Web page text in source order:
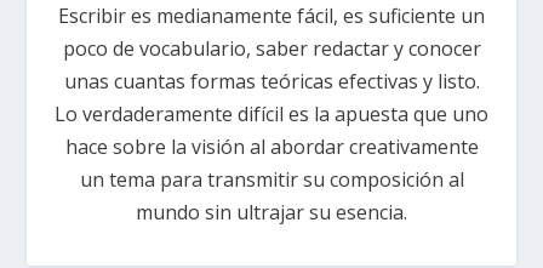
Escribir es medianamente fácil, es suficiente un
poco de vocabulario, saber redactar y conocer
unas cuantas formas teóricas efectivas y listo.
Lo verdaderamente difícil es la apuesta que uno
hace sobre la visión al abordar creativamente
un tema para transmitir su composición al
mundo sin ultrajar su esencia.